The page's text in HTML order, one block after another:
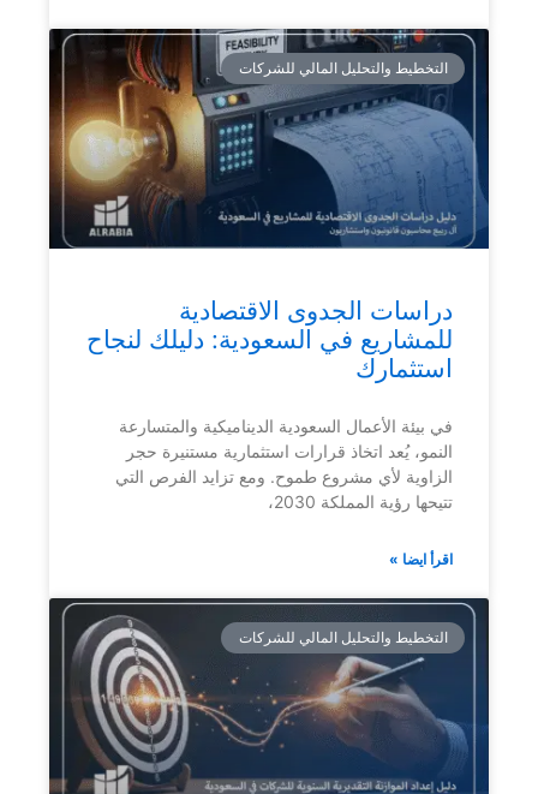
التخطيط والتحليل المالي للشركات
دراسات الجدوى الاقتصادية
للمشاريع في السعودية: دليلك لنجاح
استثمارك
في بيئة الأعمال السعودية الديناميكية والمتسارعة
النمو، يُعد اتخاذ قرارات استثمارية مستنيرة حجر
الزاوية لأي مشروع طموح. ومع تزايد الفرص التي
تتيحها رؤية المملكة 2030،
اقرأ ايضا »
التخطيط والتحليل المالي للشركات